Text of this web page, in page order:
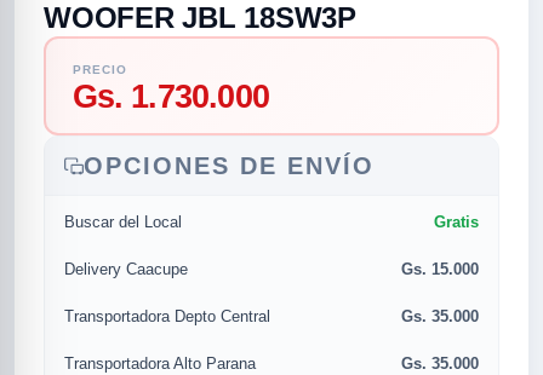
categorias
MUSICAL
WOOFER JBL 18SW3P
PRECIO
Gs. 1.730.000
OPCIONES DE ENVÍO
Buscar del Local Gratis
Delivery Caacupe Gs. 15.000
Transportadora Depto Central Gs. 35.000
Transportadora Alto Parana Gs. 35.000